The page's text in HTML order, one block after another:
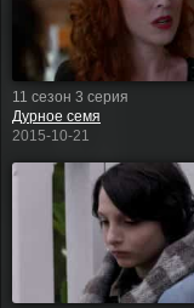
11 сезон 3 серия
Дурное семя
2015-10-21